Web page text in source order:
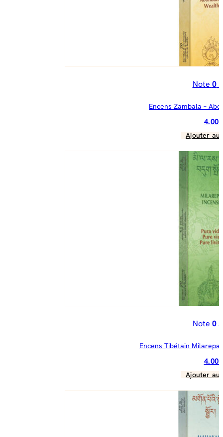
Note 0
Encens Zambala –
4.00
Ajouter au
Note 0
Encens Tibétain Milarepa
4.00
Ajouter au